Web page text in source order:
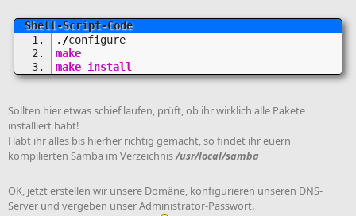
. /configure
make
make install
Sollten hier etwas schief laufen, prüft, ob ihr wirklich alle Pakete
installiert habt!
Habt ihr alles bis hierher richtig gemacht, so findet ihr euern
kompilierten Samba im Verzeichnis/usr/local/samba
OK, jetzt erstellen wir unsere Domäne, konfigurieren unseren DNS-
Server und vergeben unser Administrator-Passwort.